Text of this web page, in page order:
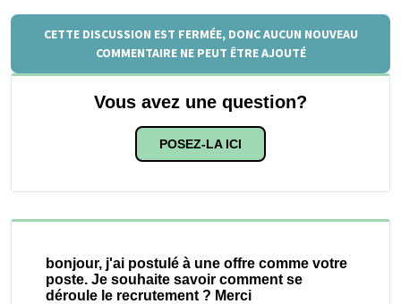
CETTE DISCUSSION EST FERMÉE, DONC AUCUN NOUVEAU
COMMENTAIRE NE PEUT ÊTRE AJOUTÉ
Vous avez une question?
POSEZ-LA ICI
bonjour, j'ai postulé à une offre comme votre
poste. Je souhaite savoir comment se
déroule le recrutement ? Merci